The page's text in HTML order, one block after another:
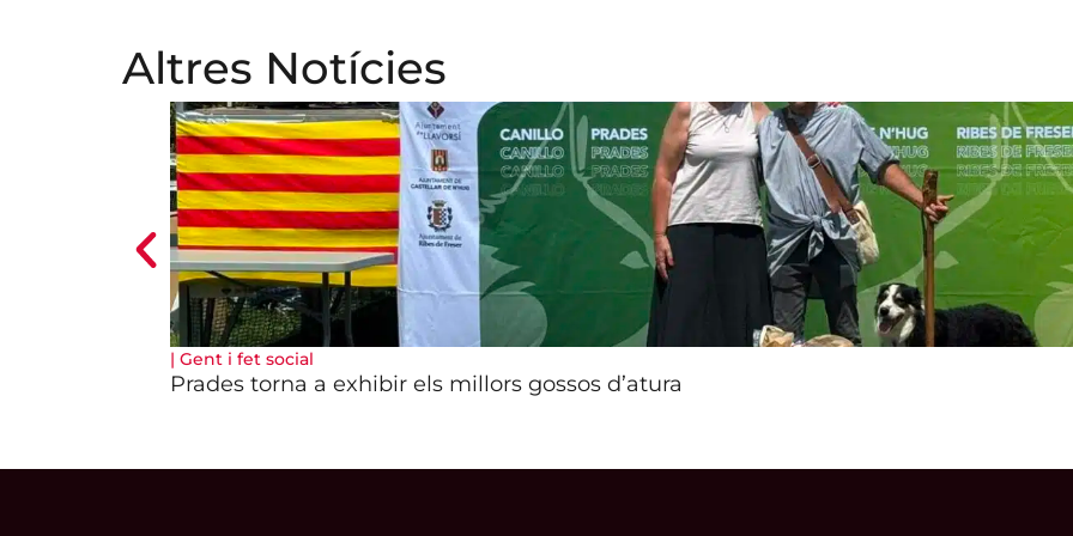
Altres Notícies
| Gent i fet social
Prades torna a exhibir els millors gossos d’atura